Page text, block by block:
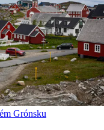
Grónsku